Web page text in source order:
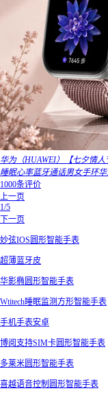
华为（HUAWEI）【七夕情
睡眠心率蓝牙通话男女手环
1000条评价
上一页
1/5
下一页
妙弦IOS圆形智能手表
超薄蓝牙皮
华影椭圆形智能手表
Wtitech睡眠监测方形智能手表
手机手表安卓
博阅支持SIM卡圆形智能手表
多莱米圆形智能手表
喜越语音控制圆形智能手表